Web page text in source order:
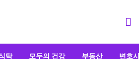
탁 모두의 건강 부동산 변호